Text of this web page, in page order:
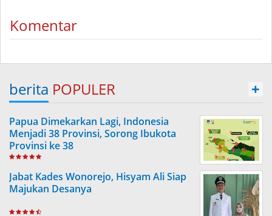
Komentar
berita POPULER +
Papua Dimekarkan Lagi, Indonesia
Menjadi 38 Provinsi, Sorong Ibukota
Provinsi ke 38
Jabat Kades Wonorejo, Hisyam Ali Siap
Majukan Desanya